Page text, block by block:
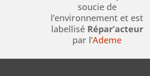
soucie de
l’environnement et est
labellisé Répar’acteur
par l’Ademe